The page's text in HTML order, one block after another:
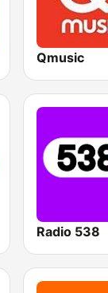
Qmusic
Radio 538